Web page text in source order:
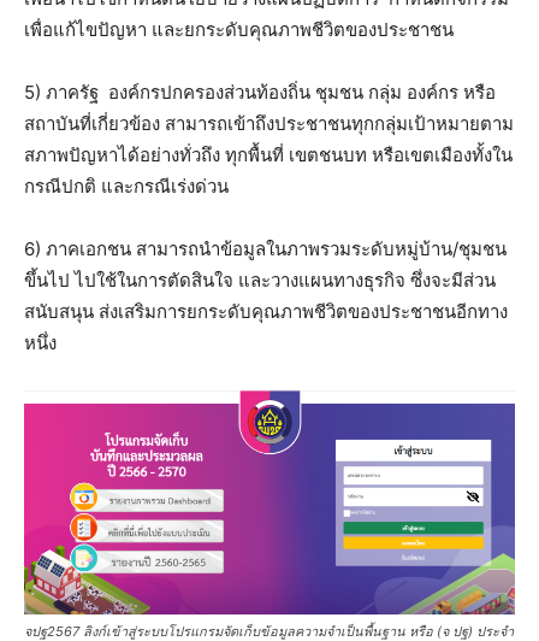
เพื่อแก้ไขปัญหา และยกระดับคุณภาพชีวิตของประชาชน
5) ภาครัฐ องค์กรปกครองส่วนท้องถิ่น ชุมชน กลุ่ม องค์กร หรือ
สถาบันที่เกี่ยวข้อง สามารถเข้าถึงประชาชนทุกกลุ่มเป้าหมายตาม
สภาพปัญหาได้อย่างทั่วถึง ทุกพื้นที่ เขตชนบท หรือเขตเมืองทั้งใน
กรณีปกติ และกรณีเร่งด่วน
6) ภาคเอกชน สามารถนำข้อมูลในภาพรวมระดับหมู่บ้าน/ชุมชน
ขึ้นไป ไปใช้ในการตัดสินใจ และวางแผนทางธุรกิจ ซึ่งจะมีส่วน
สนับสนุน ส่งเสริมการยกระดับคุณภาพชีวิตของประชาชนอีกทาง
หนึ่ง
จปฐ2567 ลิงก์เข้าสู่ระบบโปรแกรมจัดเก็บข้อมูลความจำเป็นพื้นฐาน หรือ (จ ปฐ) ประจำ